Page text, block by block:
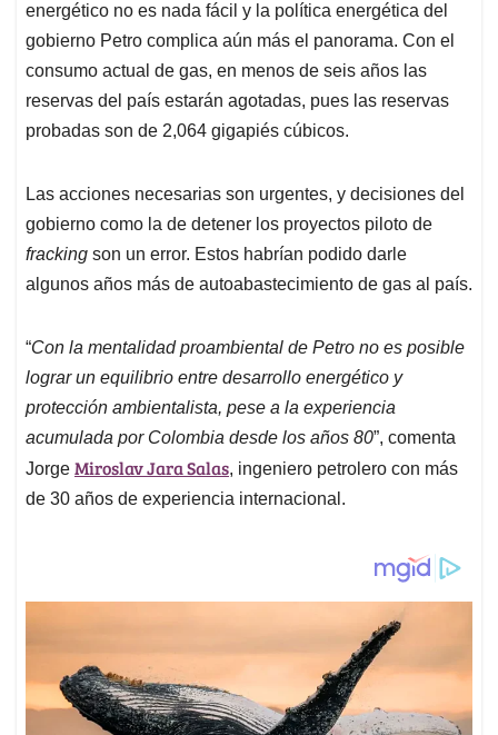
A
p
p
o
o
k
d
I
n
d
s
energético no es nada fácil y la política energética del
gobierno Petro complica aún más el panorama. Con el
consumo actual de gas, en menos de seis años las
reservas del país estarán agotadas, pues las reservas
probadas son de 2,064 gigapiés cúbicos.
Las acciones necesarias son urgentes, y decisiones del
gobierno como la de detener los proyectos piloto de
fracking son un error. Estos habrían podido darle
algunos años más de autoabastecimiento de gas al país.
“Con la mentalidad proambiental de Petro no es posible
lograr un equilibrio entre desarrollo energético y
protección ambientalista, pese a la experiencia
acumulada por Colombia desde los años 80”, comenta
Jorge Miroslav Jara Salas, ingeniero petrolero con más
de 30 años de experiencia internacional.